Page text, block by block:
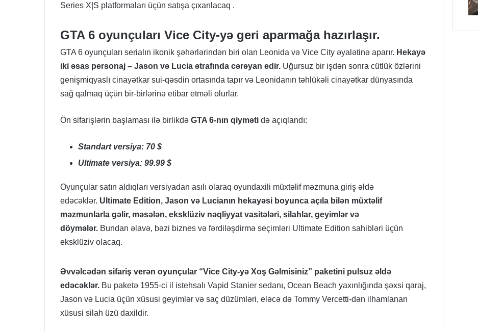
Series X|S platformaları üçün satışa çıxarılacaq .
GTA 6 oyunçuları Vice City-yə geri aparmağa hazırlaşır.
GTA 6 oyunçuları serialın ikonik şəhərlərindən biri olan Leonida və Vice City əyalətinə aparır. Hekayə
iki əsas personaj – Jason və Lucia ətrafında cərəyan edir. Uğursuz bir işdən sonra cütlük özlərini
genişmiqyaslı cinayətkar sui-qəsdin ortasında tapır və Leonidanın təhlükəli cinayətkar dünyasında
sağ qalmaq üçün bir-birlərinə etibar etməli olurlar.
Ön sifarişlərin başlaması ilə birlikdə GTA 6-nın qiyməti də açıqlandı:
Standart versiya: 70 $
Ultimate versiya: 99.99 $
Oyunçular satın aldıqları versiyadan asılı olaraq oyundaxili müxtəlif məzmuna giriş əldə
edəcəklər. Ultimate Edition, Jason və Lucianın hekayəsi boyunca açıla bilən müxtəlif
məzmunlarla gəlir, məsələn, eksklüziv nəqliyyat vasitələri, silahlar, geyimlər və
döymələr. Bundan əlavə, bəzi biznes və fərdiləşdirmə seçimləri Ultimate Edition sahibləri üçün
eksklüziv olacaq.
Əvvəlcədən sifariş verən oyunçular “Vice City-yə Xoş Gəlmisiniz” paketini pulsuz əldə
edəcəklər. Bu paketə 1955-ci il istehsalı Vapid Stanier sedanı, Ocean Beach yaxınlığında şəxsi qaraj,
Jason və Lucia üçün xüsusi geyimlər və saç düzümləri, eləcə də Tommy Vercetti-dən ilhamlanan
xüsusi silah üzü daxildir.